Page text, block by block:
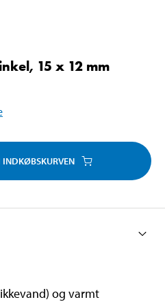
15 x 12 mm
og varmt